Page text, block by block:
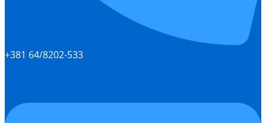
+381 64/8202-533